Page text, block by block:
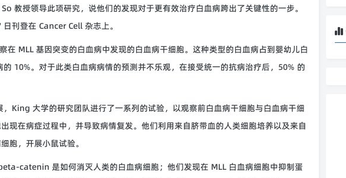
教授领导此项研究，说他们的发现对于更有效治疗白血病跨出了关键性的一步。
刊登在 Cancer Cell 杂志上。
在 MLL 基因突变的白血病中发现的白血病干细胞。这种类型的白血病占到婴幼儿白
10%。对于此类白血病病情的预测并不乐观，在接受统一的抗病治疗后，50% 的
，King 大学的研究团队进行了一系列的试验，以观察前白血病干细胞与白血病干细
现在病症过程中，并导致病情复发。他们利用来自脐带血的人类细胞培养以及来自
胞，开展小鼠试验。
catenin 是如何消灭人类的白血病细胞；他们发现在 MLL 白血病细胞中抑制蛋